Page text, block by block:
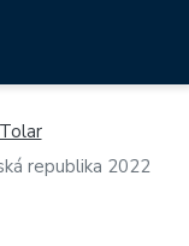
republika 2022